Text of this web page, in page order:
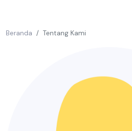
Beranda Tentang Kami